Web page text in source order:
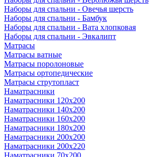
Наборы для спальни - Овечья шерсть
Наборы для спальни - Бамбук
Наборы для спальни - Вата хлопковая
Наборы для спальни - Эвкалипт
Матрасы
Матрасы ватные
Матрасы поролоновые
Матрасы ортопедические
Матрасы струтопласт
Наматрасники
Наматрасники 120х200
Наматрасники 140х200
Наматрасники 160х200
Наматрасники 180х200
Наматрасники 200х200
Наматрасники 200х220
Наматрасники 70х200